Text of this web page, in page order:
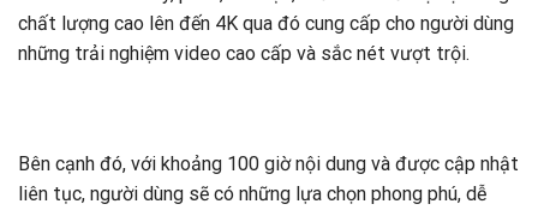
chất lượng cao lên đến 4K qua đó cung cấp cho người dùng
những trải nghiệm video cao cấp và sắc nét vượt trội.
Bên cạnh đó, với khoảng 100 giờ nội dung và được cập nhật
liên tục, người dùng sẽ có những lựa chọn phong phú, dễ